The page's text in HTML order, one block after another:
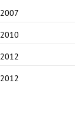
2007
2010
2012
2012